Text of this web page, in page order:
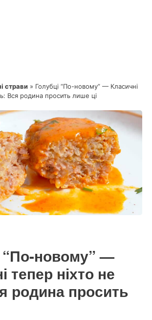
страви » Голубці “По-новому” — Класичні
Вся родина просить лише ці
“По-новому” —
тепер ніхто не
родина просить